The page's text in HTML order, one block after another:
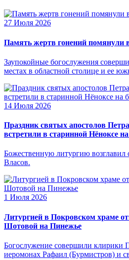
27 Июля 2026
Память жертв гонений помянули
Заупокойные богослужения
местах в областной столице и ее
14 Июля 2026
Праздник святых апостолов
встретили в старинной Нёноксе
Божественную литургию
Власов.
1 Июля 2026
Литургией в Покровском храме
Шотовой на Пинежье
Богослужение совершили клирики
иеромонах Рафаил (Бурмистров) и